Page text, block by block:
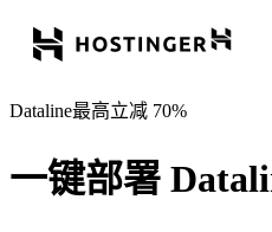
Dataline最高立减 70%
一键部署